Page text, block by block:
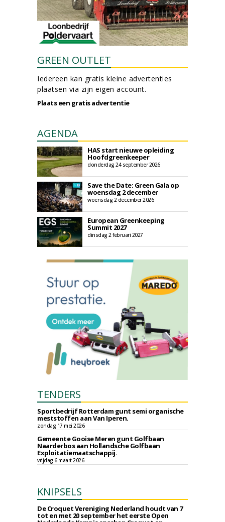
GREEN OUTLET
Iedereen kan gratis kleine advertenties
plaatsen via zijn eigen account.
Plaats een gratis advertentie
AGENDA
HAS start nieuwe opleiding
Hoofdgreenkeeper
donderdag 24 september 2026
Save the Date: Green Gala op
woensdag 2 december
woensdag 2 december 2026
European Greenkeeping
Summit 2027
dinsdag 2 februari 2027
TENDERS
Sportbedrijf Rotterdam gunt semi organische
meststoffen aan Van Iperen.
zondag 17 mei 2026
Gemeente Gooise Meren gunt Golfbaan
Naarderbos aan Hollandsche Golfbaan
Exploitatiemaatschappij.
vrijdag 6 maart 2026
KNIPSELS
De Croquet Vereniging Nederland houdt van 7
tot en met 20 september het eerste Open